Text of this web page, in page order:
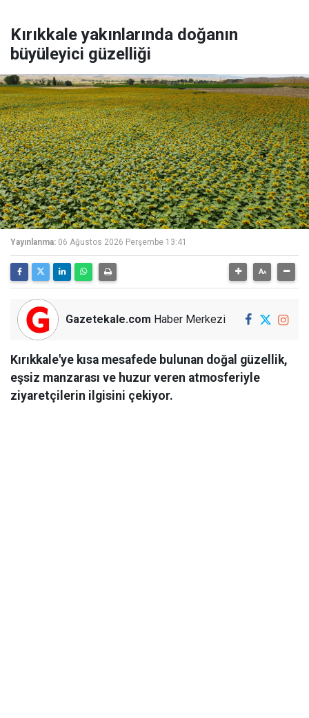
Kırıkkale yakınlarında doğanın
büyüleyici güzelliği
Yayınlanma: 06 Ağustos 2026 Perşembe 13:41
Gazetekale.com Haber Merkezi
Kırıkkale'ye kısa mesafede bulunan doğal güzellik,
eşsiz manzarası ve huzur veren atmosferiyle
ziyaretçilerin ilgisini çekiyor.